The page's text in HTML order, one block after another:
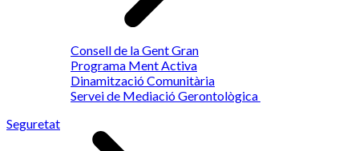
Consell de la Gent Gran
Programa Ment Activa
Dinamització Comunitària
Servei de Mediació Gerontològica
Seguretat